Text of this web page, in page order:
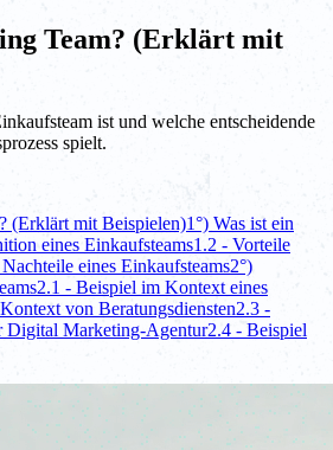
Team? (Erklärt mit
ist und welche entscheidende
spielt.
(Erklärt mit Beispielen)1°) Was ist ein
eines Einkaufsteams1.2 - Vorteile
eines Einkaufsteams2°)
2.1 - Beispiel im Kontext eines
von Beratungsdiensten2.3 -
Digital Marketing-Agentur2.4 - Beispiel